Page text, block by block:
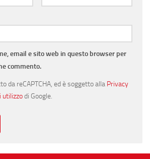
email e sito web in questo browser per
commento.
da reCAPTCHA, ed è soggetto alla Privacy
utilizzodi Google.